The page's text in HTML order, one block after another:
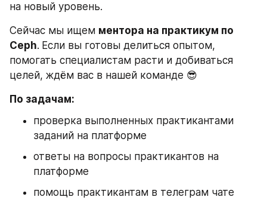
на новый уровень.
Сейчас мы ищем ментора на практикум по
Ceph. Если вы готовы делиться опытом,
помогать специалистам расти и добиваться
целей, ждём вас в нашей команде 😎
По задачам:
проверка выполненных практикантами
заданий на платформе
ответы на вопросы практикантов на
платформе
помощь практикантам в телеграм чате